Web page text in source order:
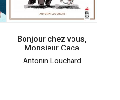
Bonjour chez vous,
Monsieur Caca
Antonin Louchard